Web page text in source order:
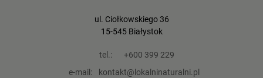
ul. Ciołkowskiego 36
15-545 Białystok
tel.:
+600 399 229
e-mail:
kontakt@lokalninaturalni.pl